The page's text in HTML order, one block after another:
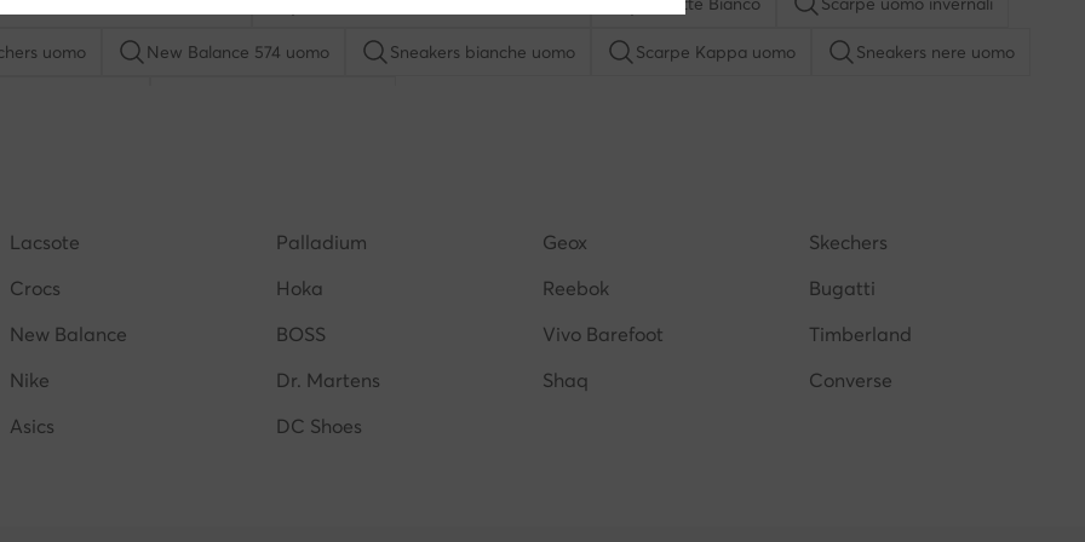
uomo New Balance 574 uomo Sneakers bianche uomo Scarpe Kappa uomo Sneakers nere uomo
uomo New Balance nere uomo
Lacsote Palladium Geox
Skechers
Crocs Hoka Reebok
Bugatti
New Balance BOSS Vivo Barefoot
Timberland
Nike Dr. Martens Shaq
Converse
Asics DC Shoes